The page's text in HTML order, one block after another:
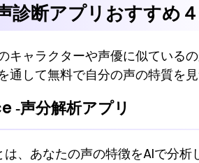
診断アプリおすすめ
キャラクターや声優に似ている
通して無料で自分の声の特質を
‐声分解析アプリ
、あなたの声の特徴をAIで分析